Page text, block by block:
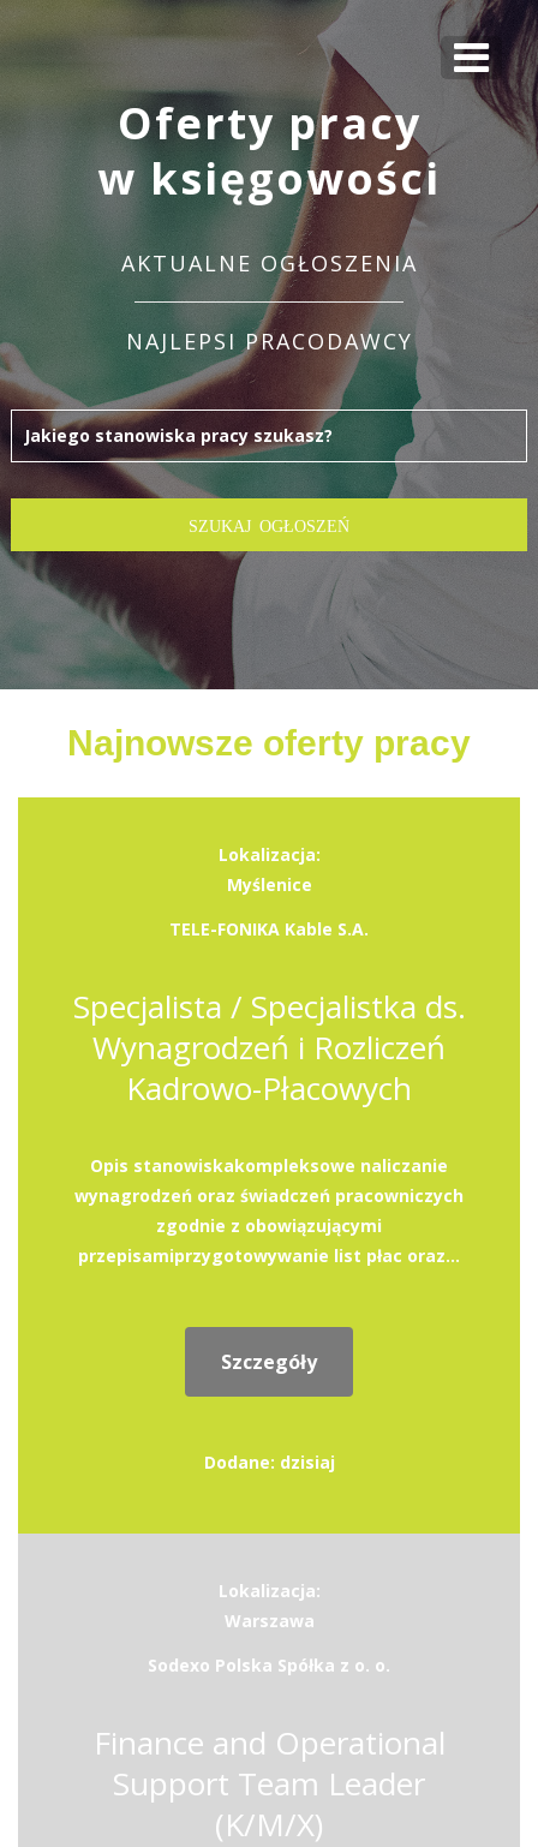
Oferty pracy
w księgowości
AKTUALNE OGŁOSZENIA
NAJLEPSI PRACODAWCY
Najnowsze oferty pracy
Lokalizacja:
Myślenice
TELE-FONIKA Kable S.A.
Specjalista / Specjalistka ds.
Wynagrodzeń i Rozliczeń
Kadrowo-Płacowych
Opis stanowiskakompleksowe naliczanie
wynagrodzeń oraz świadczeń pracowniczych
zgodnie z obowiązującymi
przepisamiprzygotowywanie list płac oraz...
Szczegóły
Dodane: dzisiaj
Lokalizacja:
Warszawa
Sodexo Polska Spółka z o. o.
Finance and Operational
Support Team Leader
(K/M/X)